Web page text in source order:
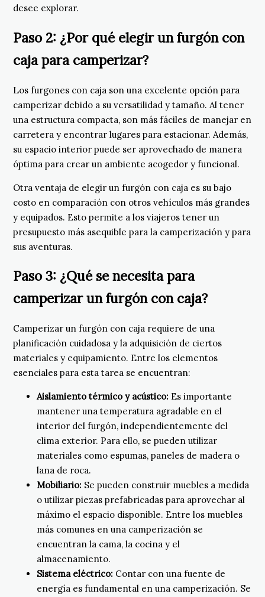
desee explorar.
Paso 2: ¿Por qué elegir un furgón con
caja para camperizar?
Los furgones con caja son una excelente opción para
camperizar debido a su versatilidad y tamaño. Al tener
una estructura compacta, son más fáciles de manejar en
carretera y encontrar lugares para estacionar. Además,
su espacio interior puede ser aprovechado de manera
óptima para crear un ambiente acogedor y funcional.
Otra ventaja de elegir un furgón con caja es su bajo
costo en comparación con otros vehículos más grandes
y equipados. Esto permite a los viajeros tener un
presupuesto más asequible para la camperización y para
sus aventuras.
Paso 3: ¿Qué se necesita para
camperizar un furgón con caja?
Camperizar un furgón con caja requiere de una
planificación cuidadosa y la adquisición de ciertos
materiales y equipamiento. Entre los elementos
esenciales para esta tarea se encuentran:
Aislamiento térmico y acústico: Es importante
mantener una temperatura agradable en el
interior del furgón, independientemente del
clima exterior. Para ello, se pueden utilizar
materiales como espumas, paneles de madera o
lana de roca.
Mobiliario: Se pueden construir muebles a medida
o utilizar piezas prefabricadas para aprovechar al
máximo el espacio disponible. Entre los muebles
más comunes en una camperización se
encuentran la cama, la cocina y el
almacenamiento.
Sistema eléctrico: Contar con una fuente de
energía es fundamental en una camperización. Se